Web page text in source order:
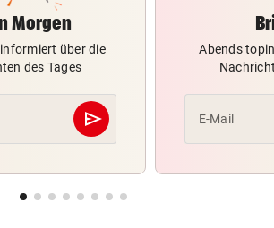
Morgen
über die
des Tages
send
Abschicken
Abends
E-Mail